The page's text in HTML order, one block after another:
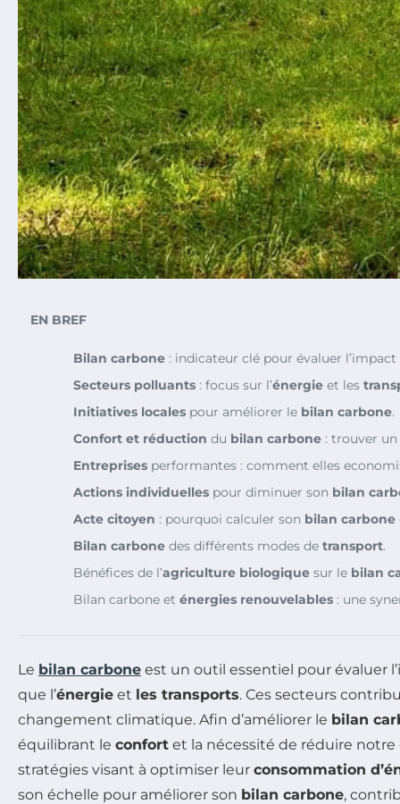
EN BREF
Bilan carbone : indicateur clé pour évaluer
Secteurs polluants : focus sur l’énergie et les
Initiatives locales pour améliorer le bilan carbone.
Confort et réduction du bilan carbone : trouver
Entreprises performantes : comment elles
Actions individuelles pour diminuer son bilan
Acte citoyen : pourquoi calculer son bilan carbone
Bilan carbone des différents modes de transport.
Bénéfices de l’agriculture biologique sur le bilan
Bilan carbone et énergies renouvelables : une
Le bilan carbone est un outil essentiel pour évaluer
que l’énergie et les transports. Ces secteurs
changement climatique. Afin d’améliorer le bilan
équilibrant le confort et la nécessité de réduire
stratégies visant à optimiser leur consommation
son échelle pour améliorer son bilan carbone,